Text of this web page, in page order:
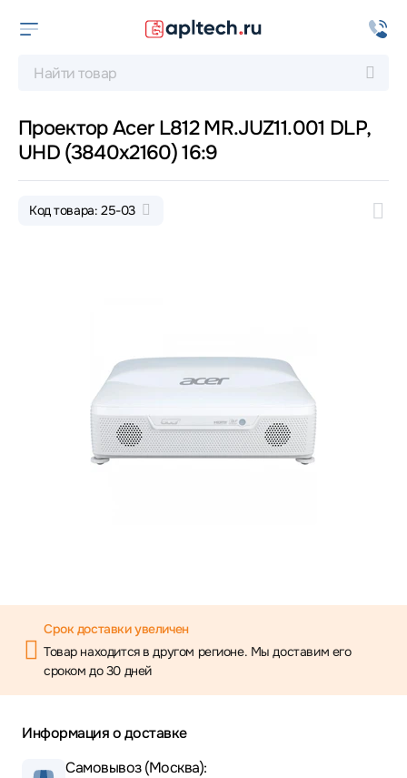
Проектор Acer L812 MR.JUZ11.001 DLP,
UHD (3840x2160) 16:9
Код товара: 25-03
Срок доставки увеличен
Товар находится в другом регионе. Мы доставим его
сроком до 30 дней
Информация о доставке
Самовывоз (Москва):